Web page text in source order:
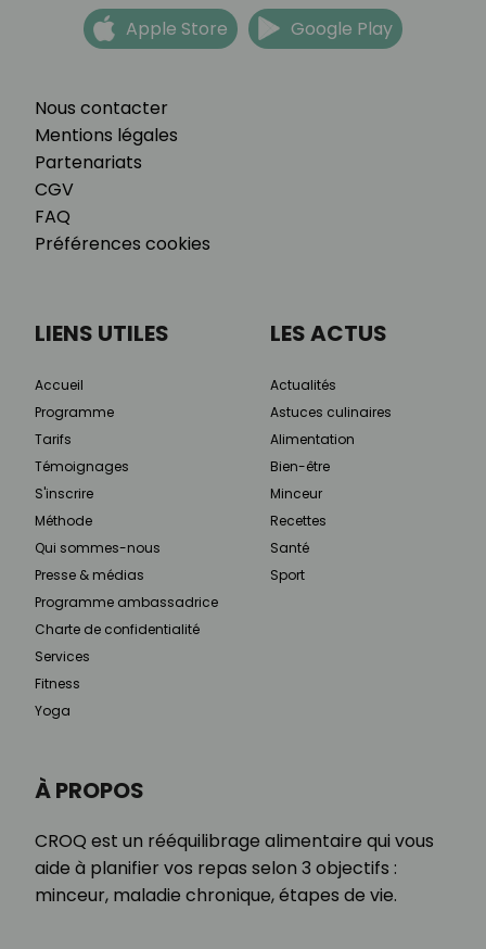
Nous contacter
Mentions légales
Partenariats
CGV
FAQ
Préférences cookies
Apple Store Google Play
À PROPOS
CROQ est un rééquilibrage alimentaire qui vous
aide à planifier vos repas selon 3 objectifs :
minceur, maladie chronique, étapes de vie.
LIENS UTILES
Accueil
Programme
Tarifs
Témoignages
S'inscrire
Méthode
Qui sommes-nous
Presse & médias
Programme ambassadrice
Charte de confidentialité
Services
Fitness
Yoga
LES ACTUS
Actualités
Astuces culinaires
Alimentation
Bien-être
Minceur
Recettes
Santé
Sport